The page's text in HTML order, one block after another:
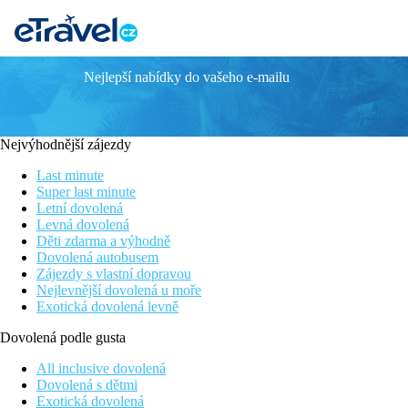
QUINTA DA PENHA DE FRANCA
Hotelový areál s několika budovami v bohaté zahradě s
Vybavení
Vstupní hala s recepcí, výtah, restaurace, koktejl bar,
Pokoje
Dvoulůžkový pokoj, Výhled zahrada:
Ostatní typy pokojů(pokud není uvedeno jinak, mají pokoje
Dvoulůžkový pokoj, Superior:
Pláž
Přístup do moře u hotelu Quinta Penha de Franca Mar (spojení
Stravování
Snídaně
Nejlepší nabídky do vašeho e-mailu
Nejvýhodnější zájezdy
Last minute
Super last minute
Letní dovolená
Levná dovolená
Děti zdarma a výhodně
Dovolená autobusem
Zájezdy s vlastní dopravou
Nejlevnější dovolená u moře
Exotická dovolená levně
Dovolená podle gusta
All inclusive dovolená
Dovolená s dětmi
Exotická dovolená